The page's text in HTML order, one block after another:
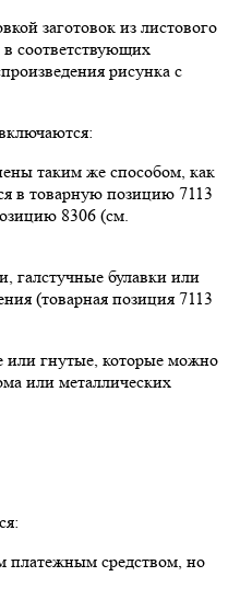
заготовок из листового
соответствующих
рисунка с
таким же способом, как
в товарную позицию 7113
8306 (см.
галстучные булавки или
(товарная позиция 7113
или гнутые, которые можно
или металлических
платежным средством, но